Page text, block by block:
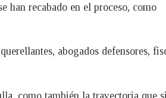
han recabado en el proceso, como
abogados defensores,
como también la trayectoria que